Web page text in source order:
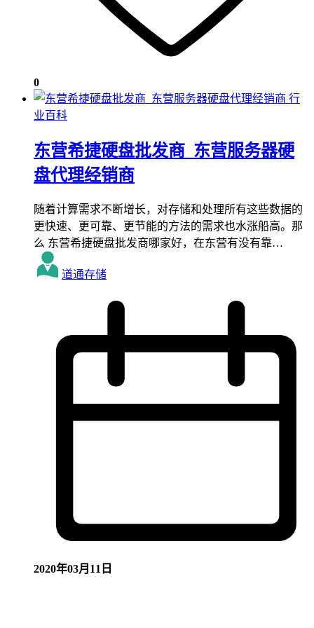
0
行
业百科
东营希捷硬盘批发商_东营服务器硬
盘代理经销商
随着计算需求不断增长，对存储和处理所有这些数据的
更快速、更可靠、更节能的方法的需求也水涨船高。那
么 东营希捷硬盘批发商哪家好，在东营有没有靠…
道通存储
2020年03月11日